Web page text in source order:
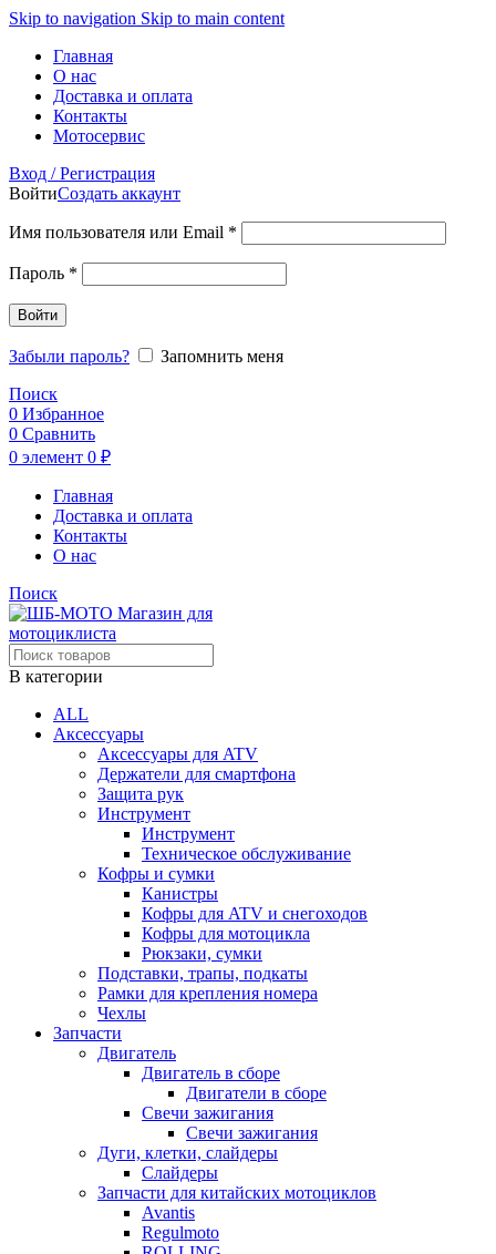
Skip to navigation Skip to main content
Главная
О нас
Доставка и оплата
Контакты
Мотосервис
Вход / Регистрация
ВойтиСоздать аккаунт
Имя пользователя или Email *
Пароль *
Войти
Забыли пароль?
Запомнить меня
Поиск
0 Избранное
0 Сравнить
0 элемент 0 ₽
Главная
Доставка и оплата
Контакты
О нас
Поиск
В категории
ALL
Аксессуары
Аксессуары для ATV
Держатели для смартфона
Защита рук
Инструмент
Инструмент
Техническое обслуживание
Кофры и сумки
Канистры
Кофры для ATV и снегоходов
Кофры для мотоцикла
Рюкзаки, сумки
Подставки, трапы, подкаты
Рамки для крепления номера
Чехлы
Запчасти
Двигатель
Двигатель в сборе
Двигатели в сборе
Свечи зажигания
Свечи зажигания
Дуги, клетки, слайдеры
Слайдеры
Запчасти для китайских мотоциклов
Avantis
Regulmoto